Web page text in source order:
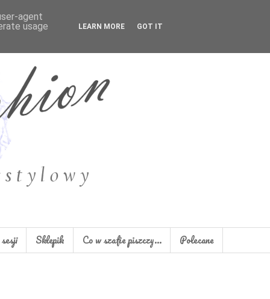
Sklepik Co w szafie piszczy... Polecane
agent
usage
LEARN MORE GOT IT